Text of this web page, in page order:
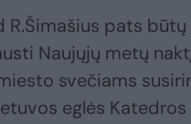
R.Šimašius pats būtų
Naujųjų metų
svečiams
eglės Katedros